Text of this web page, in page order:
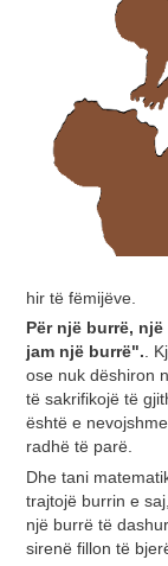
hir të fëmijëve.
Për një burrë,
jam një burrë"..
ose nuk dëshiron
të sakrifikojë të
është e
radhë të parë.
Dhe tani
trajtojë burrin e
një burrë të
sirenë fillon të